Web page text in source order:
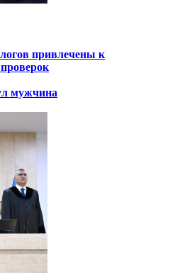
привлечены к
мужчина